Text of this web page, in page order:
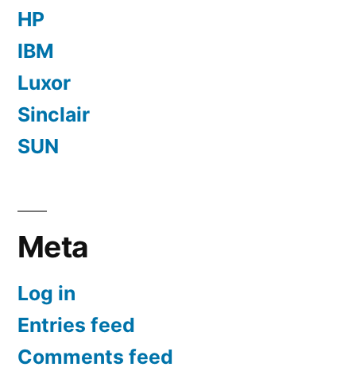
HP
IBM
Luxor
Sinclair
SUN
Meta
Log in
Entries feed
Comments feed